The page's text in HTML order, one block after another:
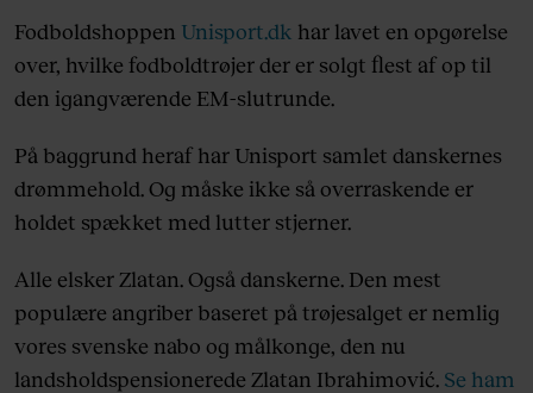
Fodboldshoppen Unisport.dk har lavet en opgørelse
over, hvilke fodboldtrøjer der er solgt flest af op til
den igangværende EM-slutrunde.
På baggrund heraf har Unisport samlet danskernes
drømmehold. Og måske ikke så overraskende er
holdet spækket med lutter stjerner.
Alle elsker Zlatan. Også danskerne. Den mest
populære angriber baseret på trøjesalget er nemlig
vores svenske nabo og målkonge, den nu
landsholdspensionerede Zlatan Ibrahimović. Se ham